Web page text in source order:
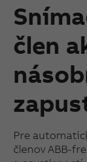
člen
Pre
členov ABB-